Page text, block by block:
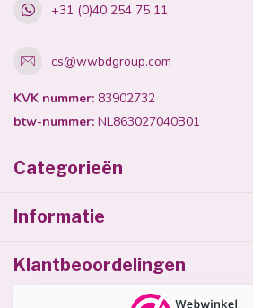
+31 (0)40 254 75 11
cs@wwbdgroup.com
KVK nummer: 83902732
btw-nummer: NL863027040B01
Categorieën
Informatie
Klantbeoordelingen